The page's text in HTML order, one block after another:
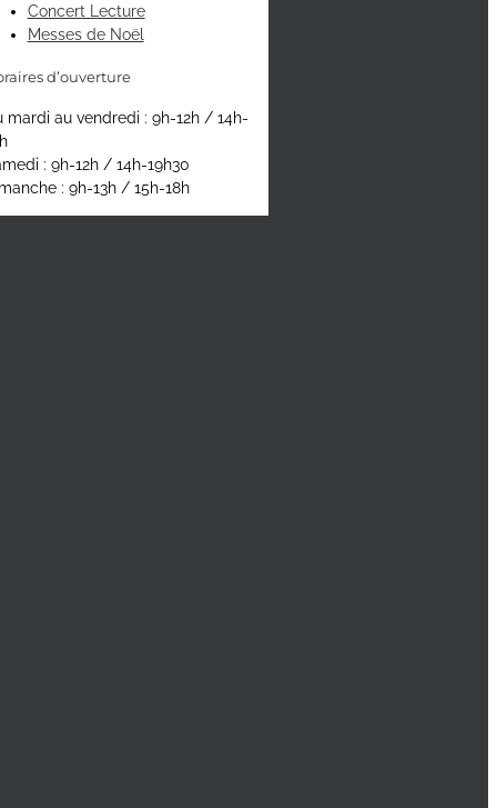
Concert Lecture
Messes de Noël
d’ouverture
mardi au vendredi : 9h-12h / 14h-
: 9h-12h / 14h-19h30
: 9h-13h / 15h-18h